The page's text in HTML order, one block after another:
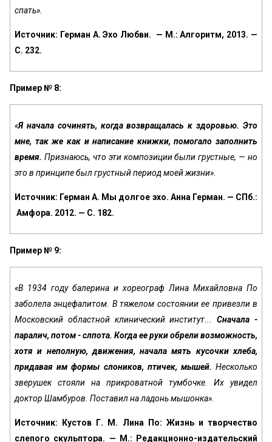
спать».
Источник: Герман А. Эхо Любви. — М.: Алгоритм, 2013. —
С. 232.
Пример № 8:
«Я начала сочинять, когда возвращалась к здоровью. Это
мне, так же как и написание книжки, помогало заполнить
время. Признаюсь, что эти композиции были грустные, — но
это в принципе был грустный период моей жизни».
Источник: Герман А. Мы долгое эхо. Анна Герман. — СПб.:
Амфора. 2012. — С. 182.
Пример № 9:
«В 1934 году балерина и хореограф Лина Ми­хайловна По
заболела энцефалитом. В тяжелом со­стоянии ее привезли в
Московский областной клини­ческий институт...Сначала -
паралич, потом - слпота. Когда ее руки обрели возможность,
хотя и непол­ную, движения, начала мять кусочки хлеба,
прида­вая им формы слоников, птичек, мышей. Несколько
зверушек стояли на прикроватной тумбочке. Их увидел
доктор Шамбуров. Поставил на ладонь мышонка».
Источник: Кустов Г. М. Лина По: Жизнь и творчество
слепого скульптора. — М.: Редакционно-издательский